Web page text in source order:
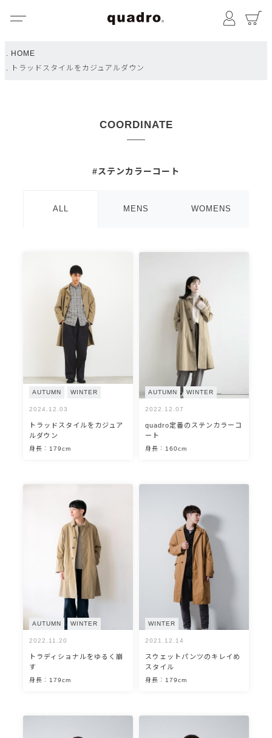
マイペ
HOME
トラッドスタイルをカジュアルダウン
COORDINATE
#ステンカラーコート
ALL MENS WOMENS
AUTUMN WINTER
2024.12.03
トラッドスタイルをカジュア
ルダウン
身長：179cm
AUTUMN WINTER
2022.12.07
quadro定番のステンカラーコ
ート
身長：160cm
AUTUMN WINTER
2022.11.20
トラディショナルをゆるく崩
す
身長：179cm
WINTER
2021.12.14
スウェットパンツのキレイめ
スタイル
身長：179cm